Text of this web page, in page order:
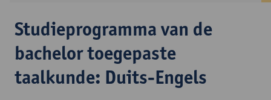
Studieprogramma van de
bachelor toegepaste
taalkunde: Duits-Engels